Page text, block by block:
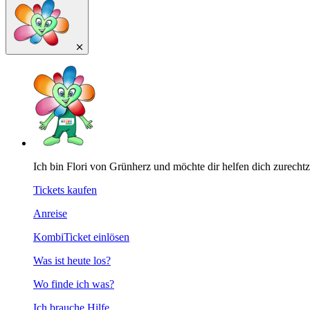
Ich bin Flori von Grünherz und möchte dir helfen dich
Tickets kaufen
Anreise
KombiTicket einlösen
Was ist heute los?
Wo finde ich was?
Ich brauche Hilfe